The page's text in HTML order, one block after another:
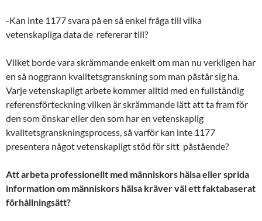
-Kan inte 1177 svara på en så enkel fråga till vilka
vetenskapliga data de refererar till?
Vilket borde vara skrämmande enkelt om man nu verkligen har
en så noggrann kvalitetsgranskning som man påstår sig ha.
Varje vetenskapligt arbete kommer alltid med en fullständig
referensförteckning vilken är skrämmande lätt att ta fram för
den som önskar eller den som har en vetenskaplig
kvalitetsgranskningsprocess, så varför kan inte 1177
presentera något vetenskapligt stöd för sitt påstående?
Att arbeta professionellt med människors hälsa eller sprida
information om människors hälsa kräver väl ett faktabaserat
förhållningsätt?